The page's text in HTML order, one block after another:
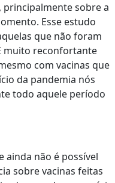
principalmente sobre a
Esse estudo
que não foram
muito reconfortante
com vacinas que
da pandemia nós
todo aquele período
ainda não é possível
sobre vacinas feitas